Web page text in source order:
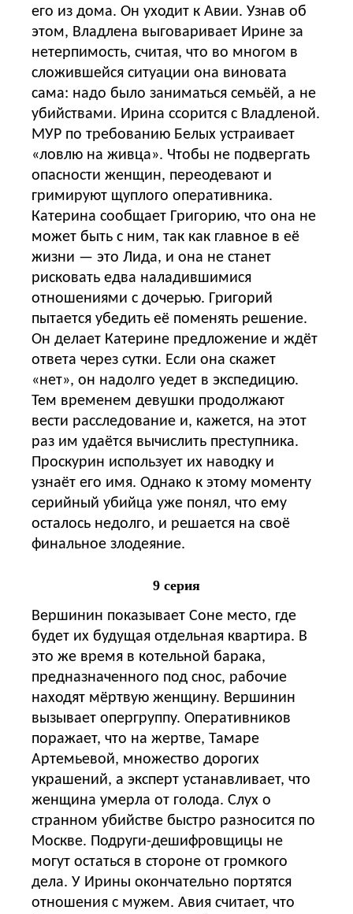
его из дома. Он уходит к Авии. Узнав об
этом, Владлена выговаривает Ирине за
нетерпимость, считая, что во многом в
сложившейся ситуации она виновата
сама: надо было заниматься семьёй, а не
убийствами. Ирина ссорится с Владленой.
МУР по требованию Белых устраивает
«ловлю на живца». Чтобы не подвергать
опасности женщин, переодевают и
гримируют щуплого оперативника.
Катерина сообщает Григорию, что она не
может быть с ним, так как главное в её
жизни — это Лида, и она не станет
рисковать едва наладившимися
отношениями с дочерью. Григорий
пытается убедить её поменять решение.
Он делает Катерине предложение и ждёт
ответа через сутки. Если она скажет
«нет», он надолго уедет в экспедицию.
Тем временем девушки продолжают
вести расследование и, кажется, на этот
раз им удаётся вычислить преступника.
Проскурин использует их наводку и
узнаёт его имя. Однако к этому моменту
серийный убийца уже понял, что ему
осталось недолго, и решается на своё
финальное злодеяние.
9 серия
Вершинин показывает Соне место, где
будет их будущая отдельная квартира. В
это же время в котельной барака,
предназначенного под снос, рабочие
находят мёртвую женщину. Вершинин
вызывает опергруппу. Оперативников
поражает, что на жертве, Тамаре
Артемьевой, множество дорогих
украшений, а эксперт устанавливает, что
женщина умерла от голода. Слух о
странном убийстве быстро разносится по
Москве. Подруги-дешифровщицы не
могут остаться в стороне от громкого
дела. У Ирины окончательно портятся
отношения с мужем. Авия считает, что